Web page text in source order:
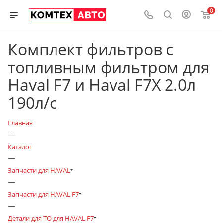
0
Комплект фильтров с
топливным фильтром для
Haval F7 и Haval F7X 2.0л
190л/с
Главная
—
Каталог
—
Запчасти для HAVAL
—
Запчасти для HAVAL F7
—
Детали для ТО для HAVAL F7